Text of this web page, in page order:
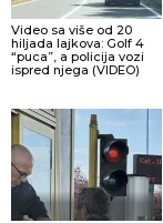
Video sa više od 20
hiljada lajkova: Golf 4
“puca”, a policija vozi
ispred njega (VIDEO)